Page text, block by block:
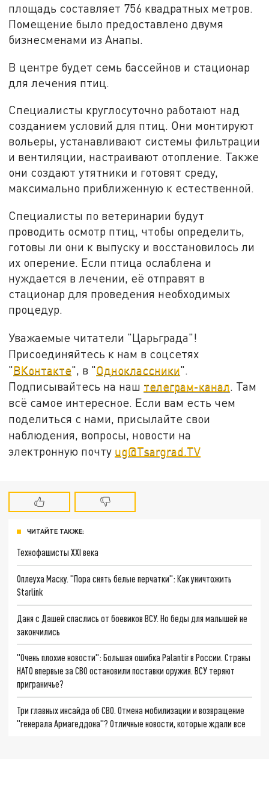
площадь составляет 756 квадратных метров.
Помещение было предоставлено двумя
бизнесменами из Анапы.
В центре будет семь бассейнов и стационар
для лечения птиц.
Специалисты круглосуточно работают над
созданием условий для птиц. Они монтируют
вольеры, устанавливают системы фильтрации
и вентиляции, настраивают отопление. Также
они создают утятники и готовят среду,
максимально приближенную к естественной.
Специалисты по ветеринарии будут
проводить осмотр птиц, чтобы определить,
готовы ли они к выпуску и восстановилось ли
их оперение. Если птица ослаблена и
нуждается в лечении, её отправят в
стационар для проведения необходимых
процедур.
Уважаемые читатели "Царьграда"!
Присоединяйтесь к нам в соцсетях
"ВКонтакте", в "Одноклассники".
Подписывайтесь на наш телеграм-канал . Там
всё самое интересное. Если вам есть чем
поделиться с нами, присылайте свои
наблюдения, вопросы, новости на
электронную почту ug@Tsargrad.TV
ЧИТАЙТЕ ТАКЖЕ:
Технофашисты XXI века
Оплеуха Маску. "Пора снять белые перчатки": Как уничтожить
Starlink
Даня с Дашей спаслись от боевиков ВСУ. Но беды для малышей не
закончились
"Очень плохие новости": Большая ошибка Palantir в России. Страны
НАТО впервые за СВО остановили поставки оружия. ВСУ теряют
приграничье?
Три главных инсайда об СВО. Отмена мобилизации и возвращение
"генерала Армагеддона"? Отличные новости, которые ждали все